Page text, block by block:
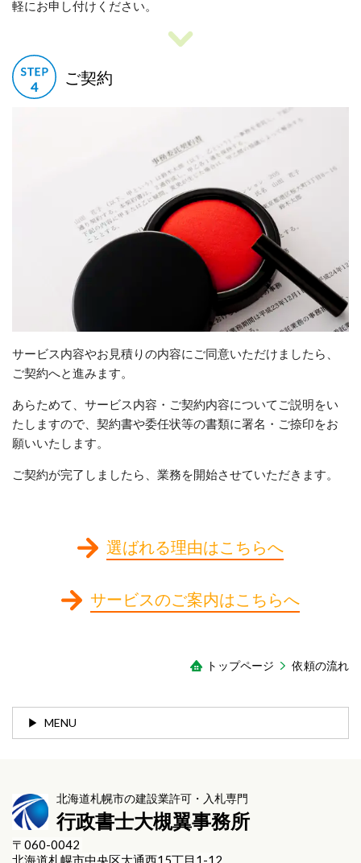
軽にお申し付けください。
ご契約
サービス内容やお見積りの内容にご同意いただけましたら、
ご契約へと進みます。
あらためて、サービス内容・ご契約内容についてご説明をい
たしますので、契約書や委任状等の書類に署名・ご捺印をお
願いいたします。
ご契約が完了しましたら、業務を開始させていただきます。
選ばれる理由はこちらへ
サービスのご案内はこちらへ
トップページ 依頼の流れ
MENU
北海道札幌市の建設業許可・入札専門
行政書士大槻翼事務所
〒060-0042
北海道札幌市中央区大通西15丁目1-12